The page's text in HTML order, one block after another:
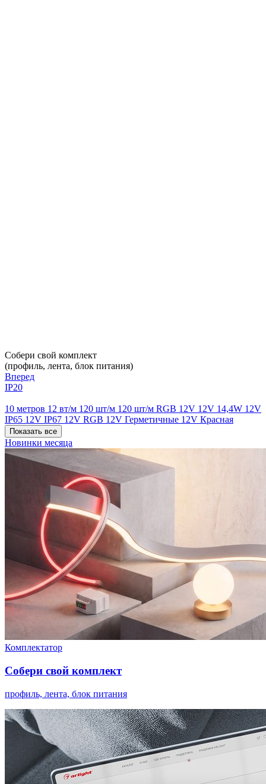
Собери свой комплект
(профиль, лента, блок питания)
Вперед
IP20
10 метров 12 вт/м 120 шт/м 120 шт/м RGB 12V 12V 14,4W 12V
IP65 12V IP67 12V RGB 12V Герметичные 12V Красная
Показать все
Новинки месяца
Комплектатор
Собери свой комплект
профиль, лента, блок питания